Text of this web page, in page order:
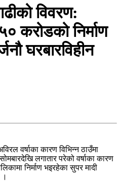
विवरण:
करोडको निर्माण
घरबारविहीन
वर्षाका कारण विभिन्न ठाउँमा
लगातार परेको वर्षाका कारण
निर्माण भइरहेका सुपर मादी
।